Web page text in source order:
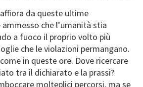
da queste ultime
che l’umanità stia
a fuoco il proprio volto più
che le violazioni permangano.
in queste ore. Dove ricercare
tra il dichiarato e la prassi?
molteplici percorsi, ma se